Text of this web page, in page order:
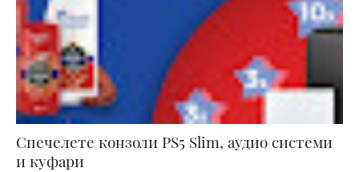
Спечелете конзоли PS5 Slim, аудио системи
и куфари